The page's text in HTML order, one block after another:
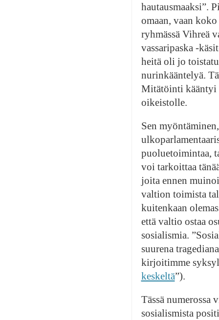
hautausmaaksi”.
omaan, vaan
ryhmässä Vihreä
vassaripaska -
heitä oli jo
nurinkääntelyä.
Mitätöinti kääntyi
oikeistolle.
Sen
puoluetoimintaa,
voi tarkoittaa
joita ennen
valtion toimista
kuitenkaan
että valtio ostaa
sosialismia.
suurena
kirjoitimme
keskeltä”).
Tässä numerossa
sosialismista